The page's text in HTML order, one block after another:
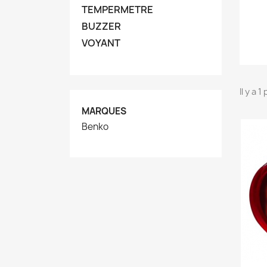
TEMPERMETRE
BUZZER
VOYANT
MARQUES
Benko
Il y a